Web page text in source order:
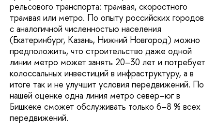
рельсового транспорта: трамвая, скоростного
трамвая или метро. По опыту российских городов
с аналогичной численностью населения
(Екатеринбург, Казань, Нижний Новгород) можно
предположить, что строительство даже одной
линии метро может занять 20–30 лет и потребует
колоссальных инвестиций в инфраструктуру, а в
итоге так и не улучшит условия передвижений. По
нашей оценке одна линия метро север–юг в
Бишкеке сможет обслуживать только 6–8 % всех
передвижений.